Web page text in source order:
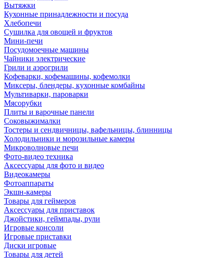
Вытяжки
Кухонные принадлежности и посуда
Хлебопечи
Сушилка для овощей и фруктов
Мини-печи
Посудомоечные машины
Чайники электрические
Грили и аэрогрили
Кофеварки, кофемашины, кофемолки
Миксеры, блендеры, кухонные комбайны
Мультиварки, пароварки
Мясорубки
Плиты и варочные панели
Соковыжималки
Тостеры и сендвичницы, вафельницы, блинницы
Холодильники и морозильные камеры
Микроволновые печи
Фото-видео техника
Аксессуары для фото и видео
Видеокамеры
Фотоаппараты
Экшн-камеры
Товары для геймеров
Аксессуары для приставок
Джойстики, геймпады, рули
Игровые консоли
Игровые приставки
Диски игровые
Товары для детей